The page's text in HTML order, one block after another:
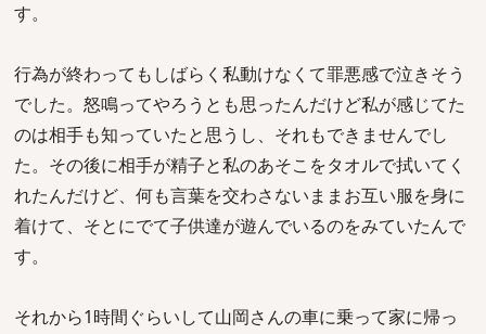
す。
行為が終わってもしばらく私動けなくて罪悪感で泣きそう
でした。怒鳴ってやろうとも思ったんだけど私が感じてた
のは相手も知っていたと思うし、それもできませんでし
た。その後に相手が精子と私のあそこをタオルで拭いてく
れたんだけど、何も言葉を交わさないままお互い服を身に
着けて、そとにでて子供達が遊んでいるのをみていたんで
す。
それから1時間ぐらいして山岡さんの車に乗って家に帰っ